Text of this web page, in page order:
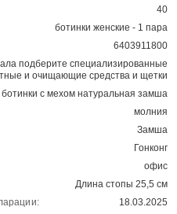
40
ботинки женские - 1 пара
6403911800
подберите специализированные
и очищающие средства и щетки
с мехом натуральная замша
молния
Замша
Гонконг
офис
Длина стопы 25,5 см
18.03.2025